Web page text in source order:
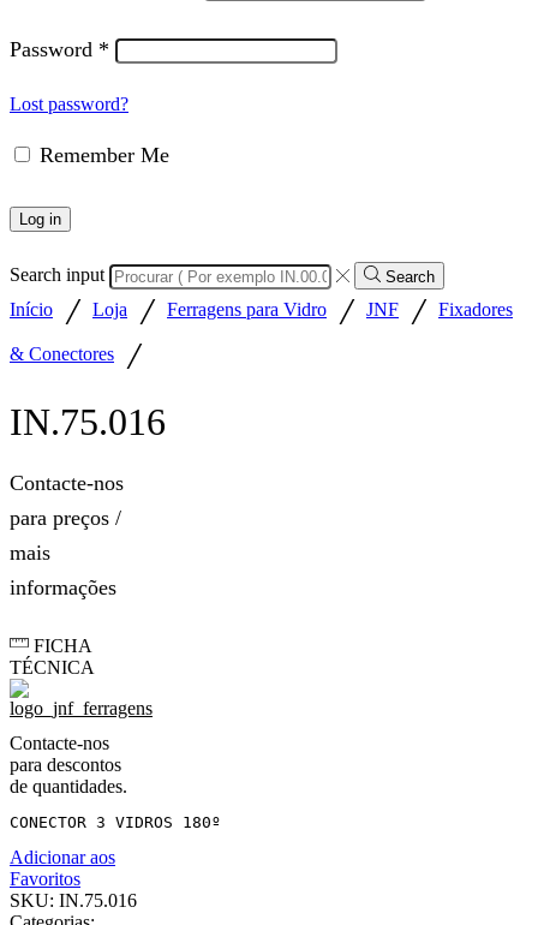
Password *
Lost password?
Remember Me
Log in
Search input Search
Início / Loja / Ferragens para Vidro / JNF / Fixadores
& Conectores
/
IN.75.016
Contacte-nos
para preços /
mais
informações
FICHA
TÉCNICA
Contacte-nos
para descontos
de quantidades.
CONECTOR 3 VIDROS 180º
Adicionar aos
Favoritos
SKU: IN.75.016